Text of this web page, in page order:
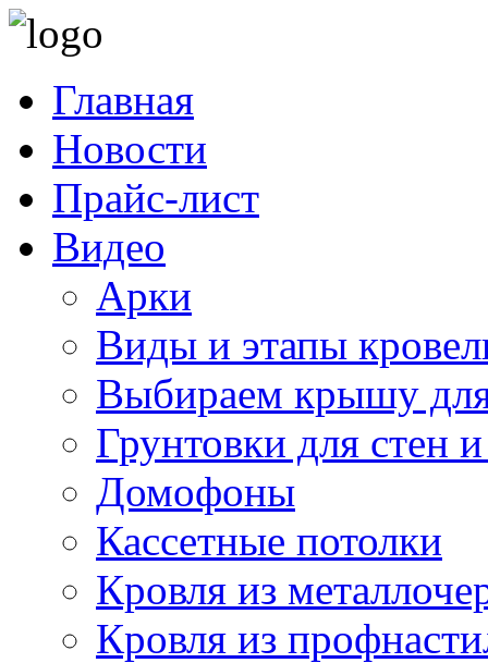
Главная
Новости
Прайс-лист
Видео
Арки
Виды и этапы
Выбираем крышу
Грунтовки для стен
Домофоны
Кассетные потолки
Кровля из
Кровля из